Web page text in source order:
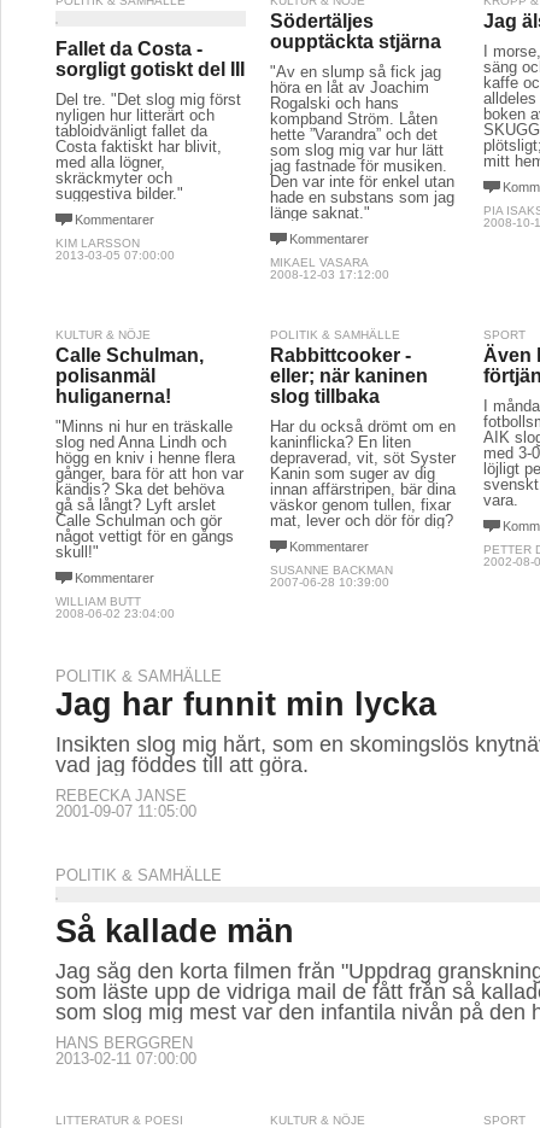
Fallet da Costa -
sorgligt gotiskt del III
Del tre. "Det slog mig först
nyligen hur litterärt och
tabloidvänligt fallet da
Costa faktiskt har blivit,
med alla lögner,
skräckmyter och
suggestiva bilder."
Kommentarer
KIM LARSSON
2013-03-05 07:00:00
Södertäljes
oupptäckta stjärna
"Av en slump så fick jag
höra en låt av Joachim
Rogalski och hans
kompband Ström. Låten
hette ”Varandra” och det
som slog mig var hur lätt
jag fastnade för musiken.
Den var inte för enkel utan
hade en substans som jag
länge saknat."
Kommentarer
MIKAEL VASARA
2008-12-03 17:12:00
Jag
I
säng
kaffe
boken
mitt
PIA
2008-10-
KULTUR & NÖJE
Calle Schulman,
polisanmäl
huliganerna!
"Minns ni hur en träskalle
slog ned Anna Lindh och
högg en kniv i henne flera
gånger, bara för att hon var
kändis? Ska det behöva
gå så långt? Lyft arslet
Calle Schulman och gör
något vettigt för en gångs
skull!"
Kommentarer
WILLIAM BUTT
2008-06-02 23:04:00
POLITIK & SAMHÄLLE
Rabbittcooker -
eller; när kaninen
slog tillbaka
Har du också drömt om en
kaninflicka? En liten
depraverad, vit, söt Syster
Kanin som suger av dig
innan affärstripen, bär dina
väskor genom tullen, fixar
mat, lever och dör för dig?
Kommentarer
SUSANNE BACKMAN
2007-06-28 10:39:00
SPORT
Även
I
AIK
med 3-
löjligt
vara.
PETTER
2002-08-
POLITIK & SAMHÄLLE
Jag har funnit min lycka
Insikten slog mig hårt, som en skomingslös
vad jag föddes till att göra.
REBECKA JANSE
2001-09-07 11:05:00
POLITIK & SAMHÄLLE
Så kallade män
Jag såg den korta filmen från "Uppdrag
som läste upp de vidriga mail de fått från så
som slog mig mest var den infantila nivån på den
HANS BERGGREN
2013-02-11 07:00:00
LITTERATUR & POESI KULTUR & NÖJE SPORT